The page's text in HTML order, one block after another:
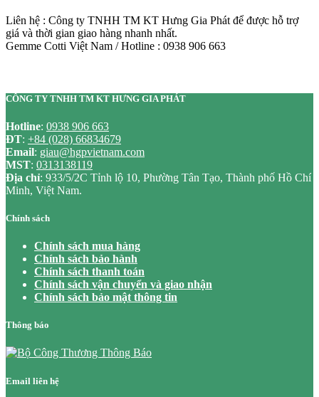
Liên hệ : Công ty TNHH TM KT Hưng Gia Phát để được hỗ trợ
giá và thời gian giao hàng nhanh nhất.
Gemme Cotti Việt Nam / Hotline : 0938 906 663
CÔNG TY TNHH TM KT HƯNG GIA PHÁT
Hotline: 0938 906 663
ĐT: +84 (028) 66834679
Email: giau@hgpvietnam.com
MST: 0313138119
Địa chỉ: 933/5/2C Tỉnh lộ 10, Phường Tân Tạo, Thành phố Hồ Chí
Minh, Việt Nam.
Chính sách
Chính sách mua hàng
Chính sách bảo hành
Chính sách thanh toán
Chính sách vận chuyển và giao nhận
Chính sách bảo mật thông tin
Thông báo
Email liên hệ